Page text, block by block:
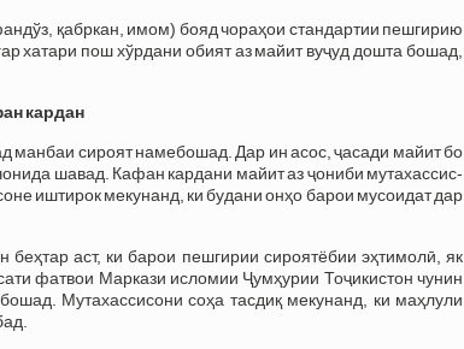
қабркан, имом) бояд чораҳои стандартии пешгирию
хатари пош хўрдани обият аз майит вуҷуд дошта бошад,
кардан
манбаи сироят намебошад. Дар ин асос, ҷасади майит бо
шавад. Кафан кардани майит аз ҷониби мутахассис-
иштирок мекунанд, ки будани онҳо барои мусоидат дар
аст, ки барои пешгирии сироятёбии эҳтимолӣ, як
фатвои Маркази исломии Ҷумҳурии Тоҷикистон чунин
Мутахассисони соҳа тасдиқ мекунанд, ки маҳлули